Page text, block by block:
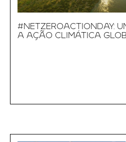
#NETZEROACTIONDAY:
A AÇÃO CLIMÁTICA